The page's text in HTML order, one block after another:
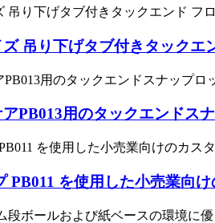
吊り下げタブ付きタック
PB013用のタックエンドス
PB011 を使用した小売業向